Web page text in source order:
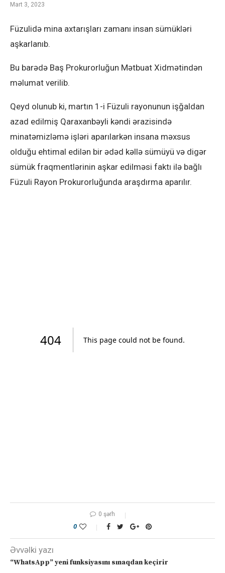
Mart 3, 2023
Füzulidə mina axtarışları zamanı insan sümükləri
aşkarlanıb.
Bu barədə Baş Prokurorluğun Mətbuat Xidmətindən
məlumat verilib.
Qeyd olunub ki, martın 1-i Füzuli rayonunun işğaldan
azad edilmiş Qaraxanbəyli kəndi ərazisində
minatəmizləmə işləri aparılarkən insana məxsus
olduğu ehtimal edilən bir ədəd kəllə sümüyü və digər
sümük fraqmentlərinin aşkar edilməsi faktı ilə bağlı
Füzuli Rayon Prokurorluğunda araşdırma aparılır.
0 şərh
0
Əvvəlki yazı
“WhatsApp” yeni funksiyasını sınaqdan keçirir